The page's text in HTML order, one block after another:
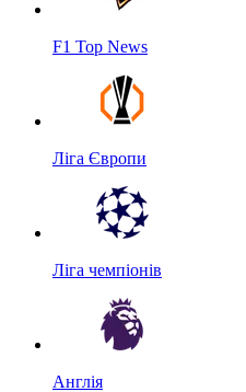
F1 Top News
Ліга Європи
Ліга чемпіонів
Англія